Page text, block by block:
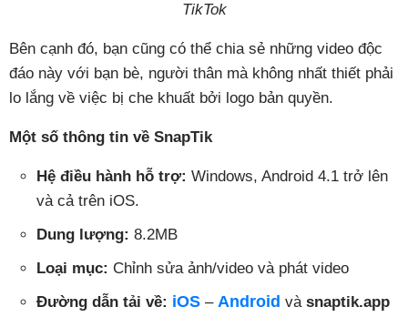
TikTok
Bên cạnh đó, bạn cũng có thể chia sẻ những video độc
đáo này với bạn bè, người thân mà không nhất thiết phải
lo lắng về việc bị che khuất bởi logo bản quyền.
Một số thông tin về SnapTik
Hệ điều hành hỗ trợ: Windows, Android 4.1 trở lên
và cả trên iOS.
Dung lượng: 8.2MB
Loại mục: Chỉnh sửa ảnh/video và phát video
Đường dẫn tải về: iOS – Android và snaptik.app